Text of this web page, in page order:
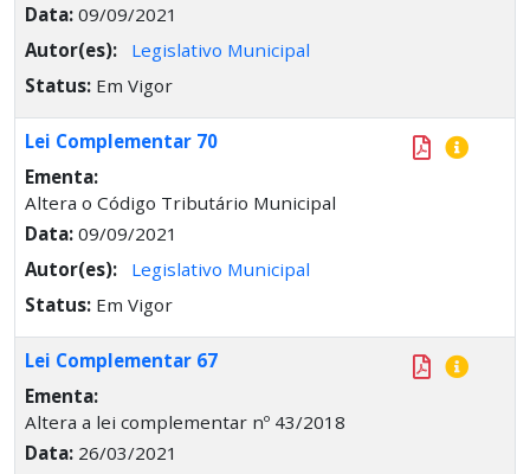
Data: 09/09/2021
Autor(es):
Legislativo Municipal
Status: Em Vigor
Lei Complementar 70
Ementa:
Altera o Código Tributário Municipal
Data: 09/09/2021
Autor(es):
Legislativo Municipal
Status: Em Vigor
Lei Complementar 67
Ementa:
Altera a lei complementar nº 43/2018
Data: 26/03/2021